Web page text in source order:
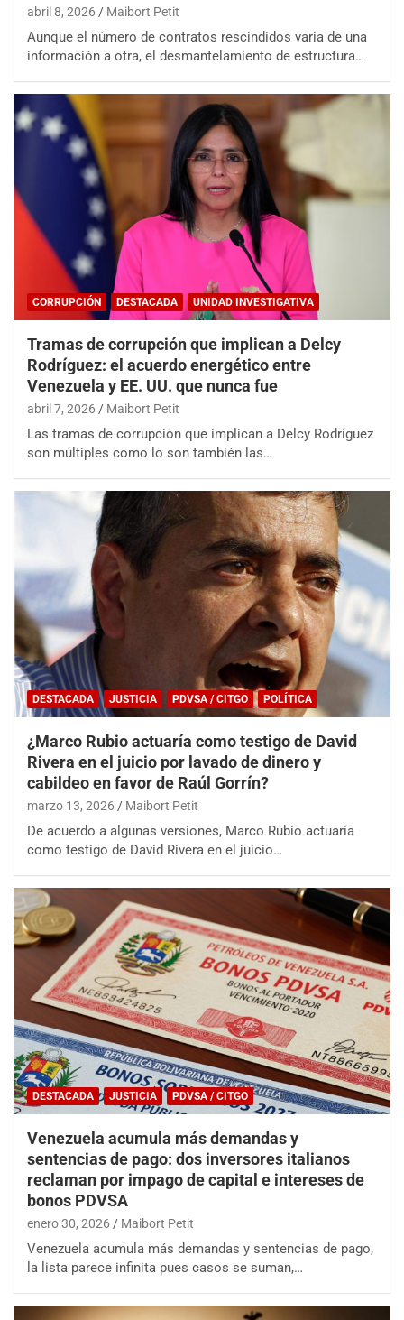
abril 8, 2026 Maibort Petit
Aunque el número de contratos rescindidos varia de una
información a otra, el desmantelamiento de estructura…
CORRUPCIÓN DESTACADA UNIDAD INVESTIGATIVA
Tramas de corrupción que implican a Delcy
Rodríguez: el acuerdo energético entre
Venezuela y EE. UU. que nunca fue
abril 7, 2026 Maibort Petit
Las tramas de corrupción que implican a Delcy Rodríguez
son múltiples como lo son también las…
DESTACADA JUSTICIA PDVSA / CITGO POLÍTICA
¿Marco Rubio actuaría como testigo de David
Rivera en el juicio por lavado de dinero y
cabildeo en favor de Raúl Gorrín?
marzo 13, 2026 Maibort Petit
De acuerdo a algunas versiones, Marco Rubio actuaría
como testigo de David Rivera en el juicio…
DESTACADA JUSTICIA PDVSA / CITGO
Venezuela acumula más demandas y
sentencias de pago: dos inversores italianos
reclaman por impago de capital e intereses de
bonos PDVSA
enero 30, 2026 Maibort Petit
Venezuela acumula más demandas y sentencias de pago,
la lista parece infinita pues casos se suman,…